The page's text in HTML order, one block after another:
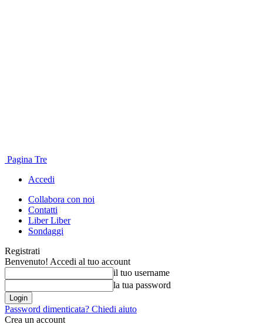
Pagina Tre
Accedi
Collabora con noi
Contatti
Liber Liber
Sondaggi
Registrati
Benvenuto! Accedi al tuo account
il tuo username
la tua password
Password dimenticata? Chiedi aiuto
Crea un account